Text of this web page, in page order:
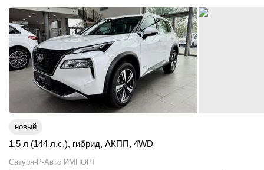
новый
1.5 л (144 л.с.), гибрид, АКПП, 4WD
Сатурн-Р-Авто ИМПОРТ